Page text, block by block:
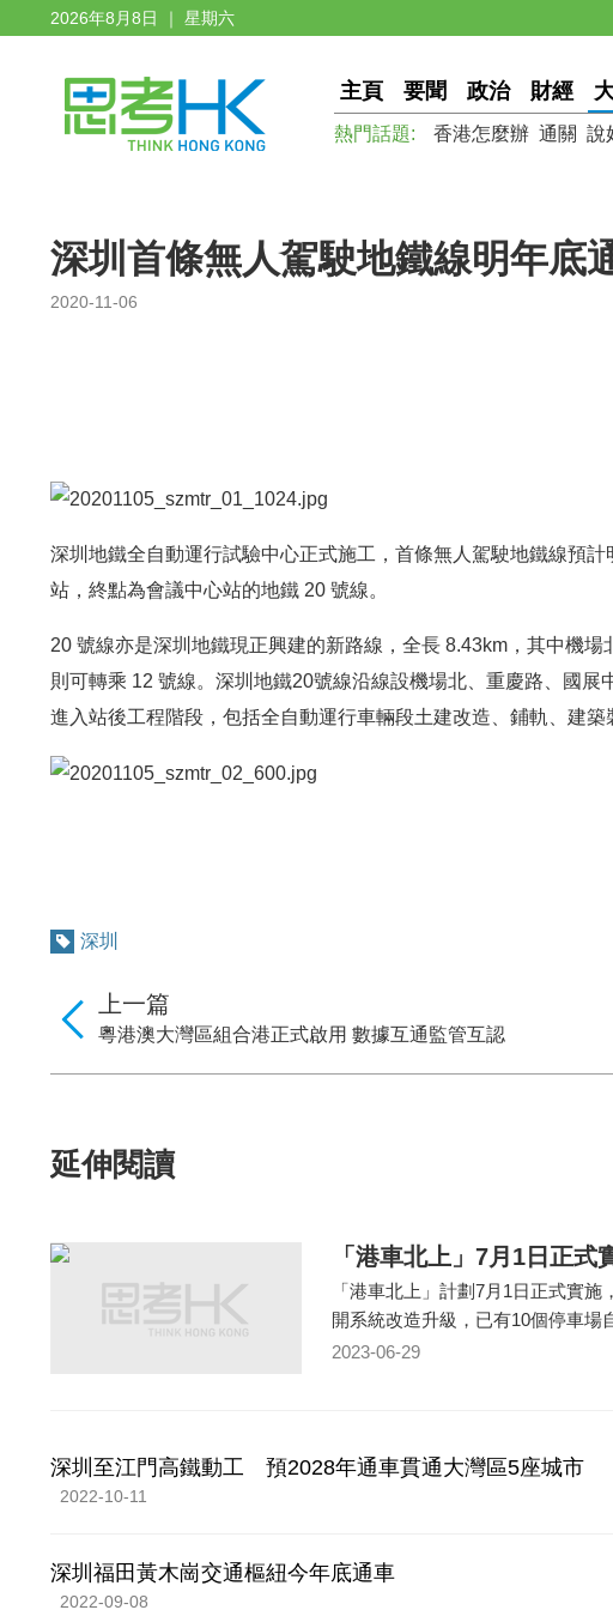
2026年8月8日 ｜ 星期六
主頁 要聞 政治 財經
熱門話題: 香港怎麼辦 通關 說
深圳首條無人駕駛地鐵線明年底
2020-11-06
深圳地鐵全自動運行試驗中心正式施工，首條無人駕駛地鐵線預
站，終點為會議中心站的地鐵 20 號線。
20 號線亦是深圳地鐵現正興建的新路線，全長 8.43km，其中機
則可轉乘 12 號線。深圳地鐵20號線沿線設機場北、重慶路、國
進入站後工程階段，包括全自動運行車輛段土建改造、鋪軌、建築
深圳
上一篇
粵港澳大灣區組合港正式啟用 數據互通監管互認
延伸閱讀
「港車北上」7月1日正
「港車北上」計劃7月1日正式實
開系統改造升級，已有10個停車場
2023-06-29
深圳至江門高鐵動工 預2028年通車貫通大灣區5座城市
2022-10-11
深圳福田黃木崗交通樞紐今年底通車
2022-09-08